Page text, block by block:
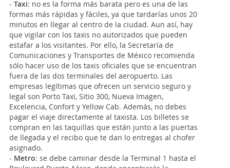
- Taxi: no es la forma más barata pero es una de las
formas más rápidas y fáciles, ya que tardarías unos 20
minutos en llegar al centro de la ciudad. Aun así, hay
que vigilar con los taxis no autorizados que pueden
estafar a los visitantes. Por ello, la Secretaría de
Comunicaciones y Transportes de México recomienda
sólo hacer uso de los taxis oficiales que se encuentran
fuera de las dos terminales del aeropuerto. Las
empresas legítimas que ofrecen un servicio seguro y
legal son Porto Taxi, Sitio 300, Nueva Imagen,
Excelencia, Confort y Yellow Cab. Además, no debes
pagar el viaje directamente al taxista. Los billetes se
compran en las taquillas que están junto a las puertas
de llegada y el recibo que te dan lo entregas al chofer
asignado.
- Metro: se debe caminar desde la Terminal 1 hasta el